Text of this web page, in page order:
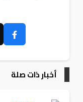
أخبار ذات صلة